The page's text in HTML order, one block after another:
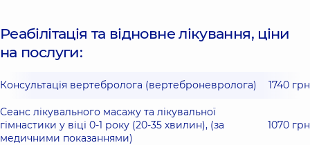
Реабілітація та відновне лікування, ціни
на послуги:
Консультація вертебролога (вертеброневролога) 1740 грн
Сеанс лікувального масажу та лікувальної
гімнастики у віці 0-1 року (20-35 хвилин), (за
медичними показаннями)
1070 грн